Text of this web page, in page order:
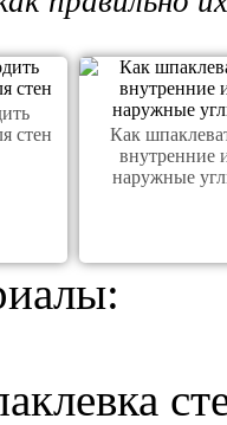
стен
Как
внутренние
наружные